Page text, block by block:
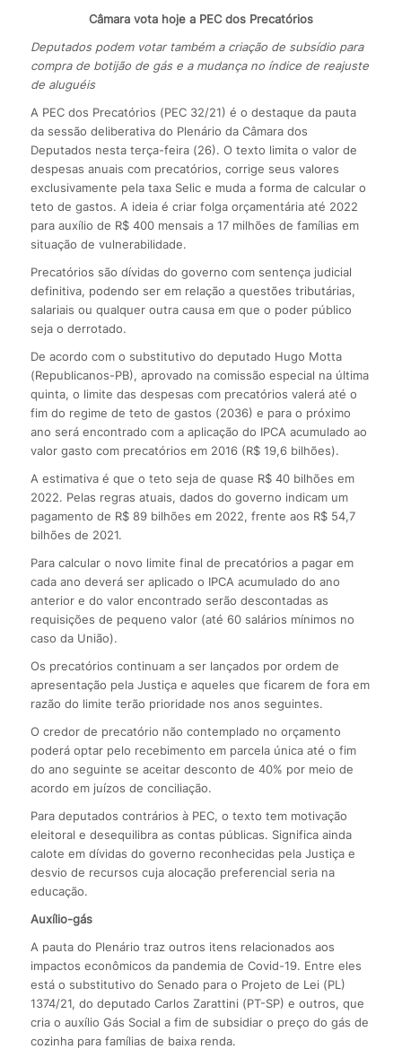
Câmara vota hoje a PEC dos Precatórios
Deputados podem votar também a criação de subsídio para
compra de botijão de gás e a mudança no índice de reajuste
de aluguéis
A PEC dos Precatórios (PEC 32/21) é o destaque da pauta
da sessão deliberativa do Plenário da Câmara dos
Deputados nesta terça-feira (26). O texto limita o valor de
despesas anuais com precatórios, corrige seus valores
exclusivamente pela taxa Selic e muda a forma de calcular o
teto de gastos. A ideia é criar folga orçamentária até 2022
para auxílio de R$ 400 mensais a 17 milhões de famílias em
situação de vulnerabilidade.
Precatórios são dívidas do governo com sentença judicial
definitiva, podendo ser em relação a questões tributárias,
salariais ou qualquer outra causa em que o poder público
seja o derrotado.
De acordo com o substitutivo do deputado Hugo Motta
(Republicanos-PB), aprovado na comissão especial na última
quinta, o limite das despesas com precatórios valerá até o
fim do regime de teto de gastos (2036) e para o próximo
ano será encontrado com a aplicação do IPCA acumulado ao
valor gasto com precatórios em 2016 (R$ 19,6 bilhões).
A estimativa é que o teto seja de quase R$ 40 bilhões em
2022. Pelas regras atuais, dados do governo indicam um
pagamento de R$ 89 bilhões em 2022, frente aos R$ 54,7
bilhões de 2021.
Para calcular o novo limite final de precatórios a pagar em
cada ano deverá ser aplicado o IPCA acumulado do ano
anterior e do valor encontrado serão descontadas as
requisições de pequeno valor (até 60 salários mínimos no
caso da União).
Os precatórios continuam a ser lançados por ordem de
apresentação pela Justiça e aqueles que ficarem de fora em
razão do limite terão prioridade nos anos seguintes.
O credor de precatório não contemplado no orçamento
poderá optar pelo recebimento em parcela única até o fim
do ano seguinte se aceitar desconto de 40% por meio de
acordo em juízos de conciliação.
Para deputados contrários à PEC, o texto tem motivação
eleitoral e desequilibra as contas públicas. Significa ainda
calote em dívidas do governo reconhecidas pela Justiça e
desvio de recursos cuja alocação preferencial seria na
educação.
Auxílio-gás
A pauta do Plenário traz outros itens relacionados aos
impactos econômicos da pandemia de Covid-19. Entre eles
está o substitutivo do Senado para o Projeto de Lei (PL)
1374/21, do deputado Carlos Zarattini (PT-SP) e outros, que
cria o auxílio Gás Social a fim de subsidiar o preço do gás de
cozinha para famílias de baixa renda.